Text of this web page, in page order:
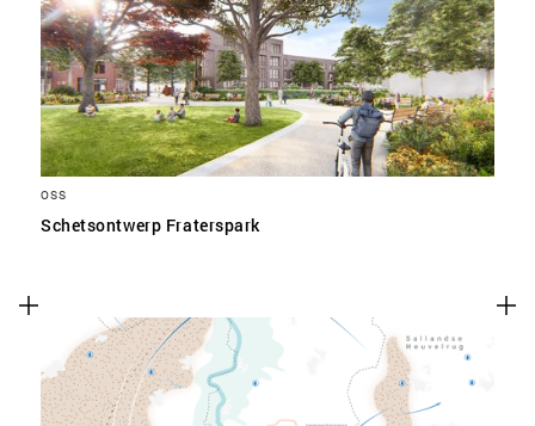
OSS
Schetsontwerp Fraterspark
SLA VOORKEUREN OP